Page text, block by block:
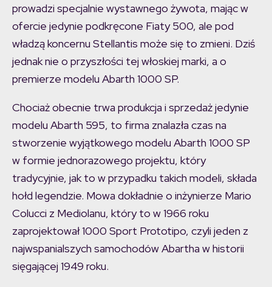
prowadzi specjalnie wystawnego żywota, mając w
ofercie jedynie podkręcone Fiaty 500, ale pod
władzą koncernu Stellantis może się to zmieni. Dziś
jednak nie o przyszłości tej włoskiej marki, a o
premierze modelu Abarth 1000 SP.
Chociaż obecnie trwa produkcja i sprzedaż jedynie
modelu Abarth 595, to firma znalazła czas na
stworzenie wyjątkowego modelu Abarth 1000 SP
w formie jednorazowego projektu, który
tradycyjnie, jak to w przypadku takich modeli, składa
hołd legendzie. Mowa dokładnie o inżynierze Mario
Colucci z Mediolanu, który to w 1966 roku
zaprojektował 1000 Sport Prototipo, czyli jeden z
najwspanialszych samochodów Abartha w historii
sięgającej 1949 roku.